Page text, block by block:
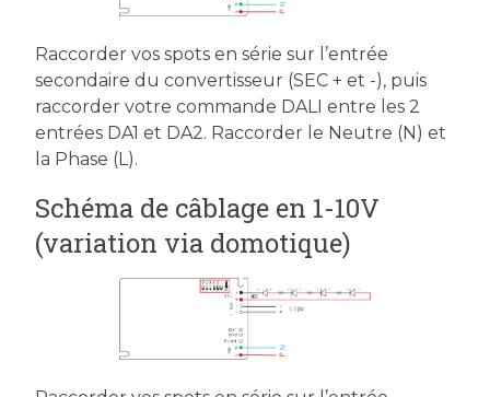
Raccorder vos spots en série sur l’entrée
secondaire du convertisseur (SEC + et -), puis
raccorder votre commande DALI entre les 2
entrées DA1 et DA2. Raccorder le Neutre (N) et
la Phase (L).
Schéma de câblage en 1-10V
(variation via domotique)